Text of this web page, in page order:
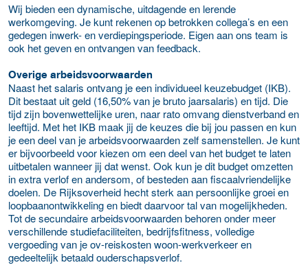
Wij bieden een dynamische, uitdagende en lerende
werkomgeving. Je kunt rekenen op betrokken collega’s en een
gedegen inwerk- en verdiepingsperiode. Eigen aan ons team is
ook het geven en ontvangen van feedback.
Overige arbeidsvoorwaarden
Naast het salaris ontvang je een individueel keuzebudget (IKB).
Dit bestaat uit geld (16,50% van je bruto jaarsalaris) en tijd. Die
tijd zijn bovenwettelijke uren, naar rato omvang dienstverband en
leeftijd. Met het IKB maak jij de keuzes die bij jou passen en kun
je een deel van je arbeidsvoorwaarden zelf samenstellen. Je kunt
er bijvoorbeeld voor kiezen om een deel van het budget te laten
uitbetalen wanneer jij dat wenst. Ook kun je dit budget omzetten
in extra verlof en andersom, of besteden aan fiscaalvriendelijke
doelen. De Rijksoverheid hecht sterk aan persoonlijke groei en
loopbaanontwikkeling en biedt daarvoor tal van mogelijkheden.
Tot de secundaire arbeidsvoorwaarden behoren onder meer
verschillende studiefaciliteiten, bedrijfsfitness, volledige
vergoeding van je ov-reiskosten woon-werkverkeer en
gedeeltelijk betaald ouderschapsverlof.